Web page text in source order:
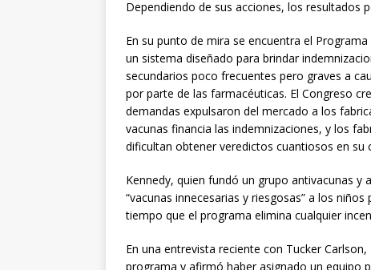
Dependiendo de sus acciones, los resultados
En su punto de mira se encuentra el
un sistema diseñado para brindar
secundarios poco frecuentes pero graves a
por parte de las farmacéuticas. El Congreso
demandas expulsaron del mercado a los
vacunas financia las indemnizaciones, y los
dificultan obtener veredictos cuantiosos en su
Kennedy, quien fundó un grupo antivacunas
“vacunas innecesarias y riesgosas” a los
tiempo que el programa elimina cualquier
En una entrevista reciente con Tucker
programa y afirmó haber asignado un equipo